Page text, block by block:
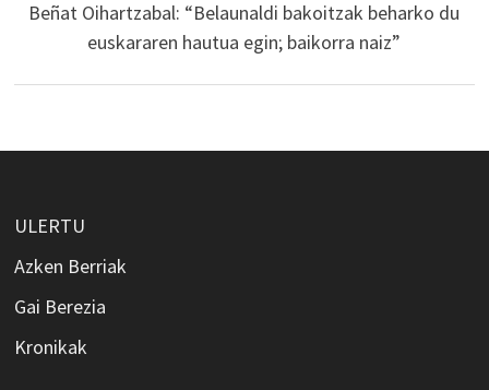
Beñat Oihartzabal: “Belaunaldi bakoitzak beharko du
euskararen hautua egin; baikorra naiz”
ULERTU
Azken Berriak
Gai Berezia
Kronikak